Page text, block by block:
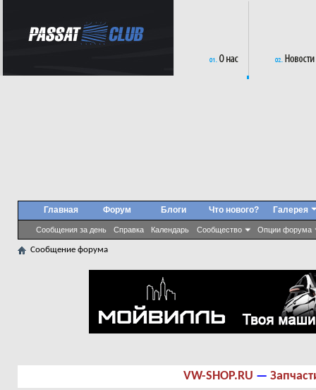
Главная Форум
Сообщения за день Справка Календарь Сообщество Опции форума
Блоги Что нового? Галерея
Сообщение форума
VW-SHOP.RU —